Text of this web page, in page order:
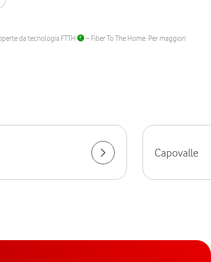
da tecnologia FTTH
– Fiber To The Home. Per maggiori
Capovalle